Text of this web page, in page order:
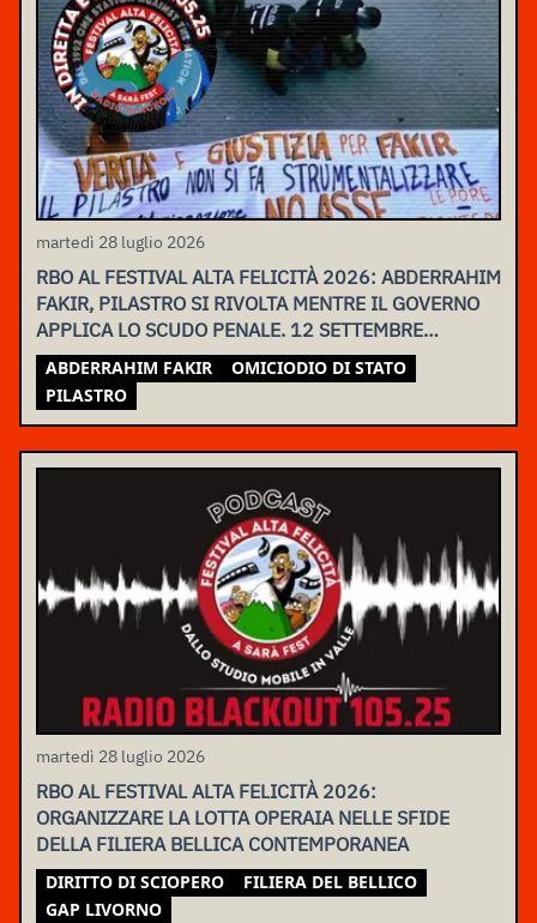
martedì 28 luglio 2026
RBO AL FESTIVAL ALTA FELICITÀ 2026: ABDERRAHIM
FAKIR, PILASTRO SI RIVOLTA MENTRE IL GOVERNO
APPLICA LO SCUDO PENALE. 12 SETTEMBRE
ASSEMBLEA NAZIONALE
ABDERRAHIM FAKIR
OMICIODIO DI STATO
PILASTRO
martedì 28 luglio 2026
RBO AL FESTIVAL ALTA FELICITÀ 2026:
ORGANIZZARE LA LOTTA OPERAIA NELLE SFIDE
DELLA FILIERA BELLICA CONTEMPORANEA
DIRITTO DI SCIOPERO
FILIERA DEL BELLICO
GAP LIVORNO